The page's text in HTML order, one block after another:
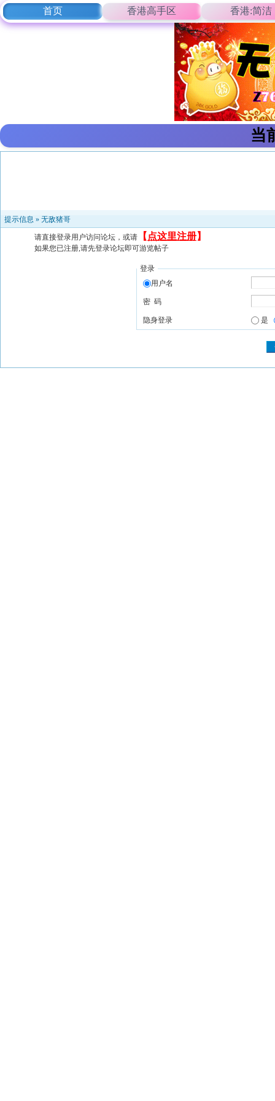
首页 香港高手区 香港:简洁
当
提示信息 » 无敌猪哥
请直接登录用户访问论坛，或请 【 点这里注册】
如果您已注册,请先登录论坛即可游览帖子
登录
用户名
密 码
隐身登录 是